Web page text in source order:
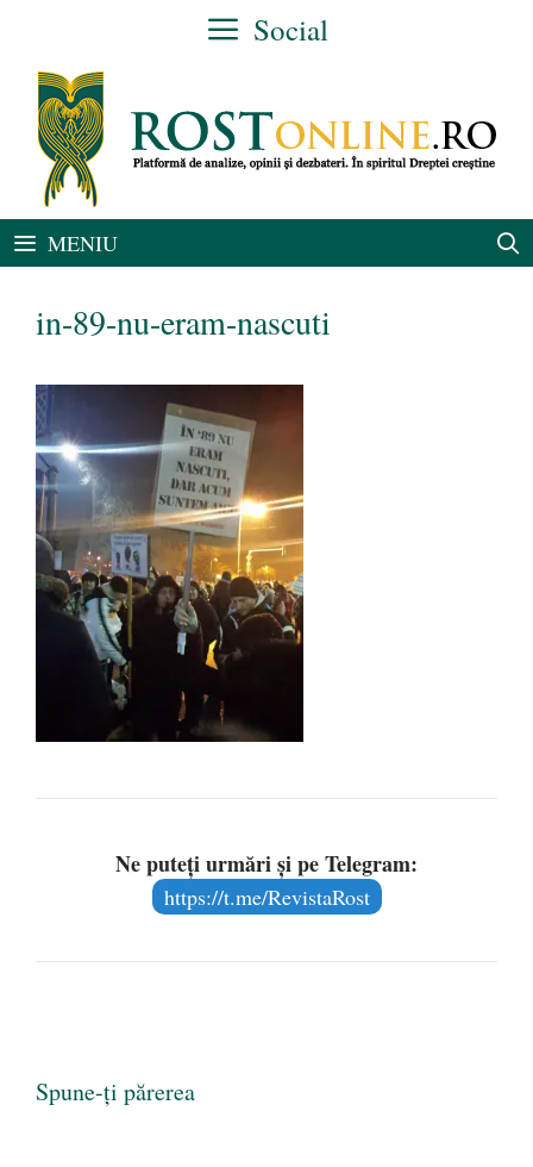
conținut
Social
MENIU
in-89-nu-eram-nascuti
Ne puteți urmări și pe Telegram:
https://t.me/RevistaRost
Spune-ți părerea